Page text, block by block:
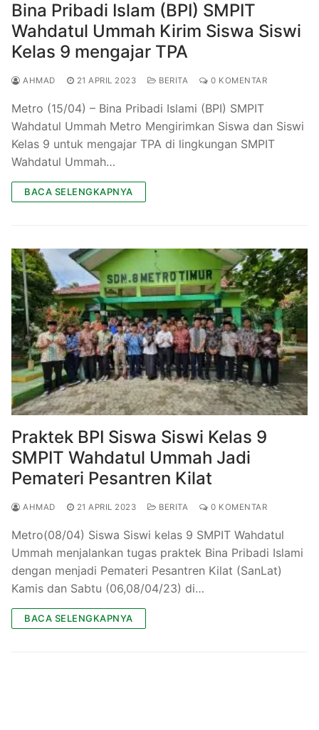
Bina Pribadi Islam (BPI) SMPIT
Wahdatul Ummah Kirim Siswa Siswi
Kelas 9 mengajar TPA
AHMAD 21 APRIL 2023 BERITA 0 KOMENTAR
Metro (15/04) – Bina Pribadi Islami (BPI) SMPIT
Wahdatul Ummah Metro Mengirimkan Siswa dan Siswi
Kelas 9 untuk mengajar TPA di lingkungan SMPIT
Wahdatul Ummah…
BACA SELENGKAPNYA
Praktek BPI Siswa Siswi Kelas 9
SMPIT Wahdatul Ummah Jadi
Pemateri Pesantren Kilat
AHMAD 21 APRIL 2023 BERITA 0 KOMENTAR
Metro(08/04) Siswa Siswi kelas 9 SMPIT Wahdatul
Ummah menjalankan tugas praktek Bina Pribadi Islami
dengan menjadi Pemateri Pesantren Kilat (SanLat)
Kamis dan Sabtu (06,08/04/23) di…
BACA SELENGKAPNYA